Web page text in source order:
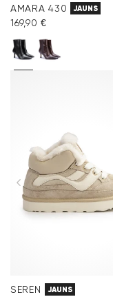
AMARA 430 JAUNS
169,90 €
SEREN JAUNS